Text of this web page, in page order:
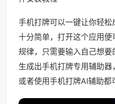
手机打牌可以一键让你轻松
十分简单，打开这个应用
规律，只需要输入自己想
生成出手机打牌专用辅助
或者使用手机打牌AI辅助都